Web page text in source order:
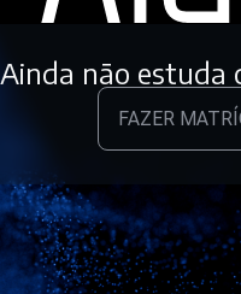
Ainda não estuda
FAZER